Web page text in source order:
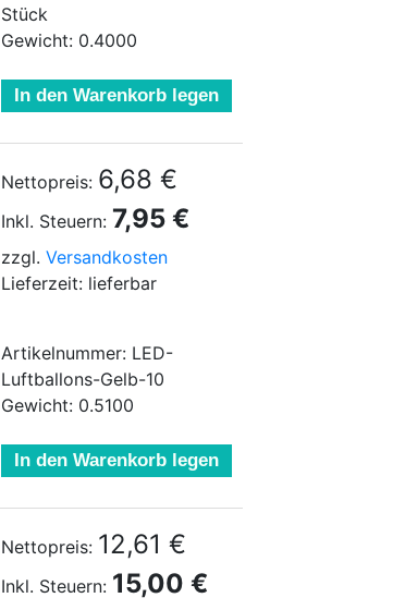
Stück
Gewicht: 0.4000
In den Warenkorb legen
Nettopreis: 6,68 €
Inkl. Steuern: 7,95 €
zzgl. Versandkosten
Lieferzeit: lieferbar
Artikelnummer: LED-
Luftballons-Gelb-10
Gewicht: 0.5100
In den Warenkorb legen
Nettopreis: 12,61 €
Inkl. Steuern: 15,00 €